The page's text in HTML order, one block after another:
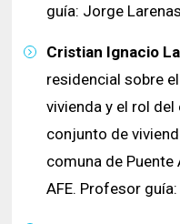
guía: Jorge
Cristian Ignacio
residencial sobre
vivienda y el rol
conjunto de
comuna de Puente
AFE. Profesor